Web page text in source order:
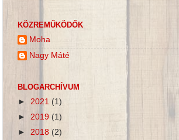
KÖZREMŰKÖDŐK
Moha
Nagy Máté
BLOGARCHÍVUM
► 2021 (1)
► 2019 (1)
► 2018 (2)